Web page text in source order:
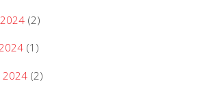
(2)
(1)
2024(2)